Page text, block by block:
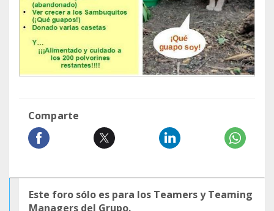
Comparte
Este foro sólo es para los Teamers y Teaming
Managers del Grupo.